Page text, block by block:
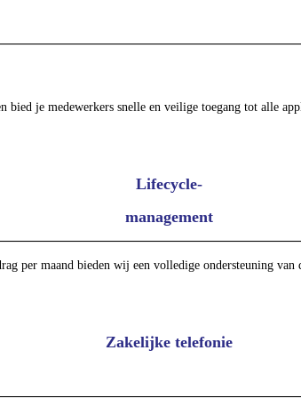
bied je medewerkers snelle en veilige toegang tot alle
Lifecycle-
management
per maand bieden wij een volledige ondersteuning
Zakelijke telefonie